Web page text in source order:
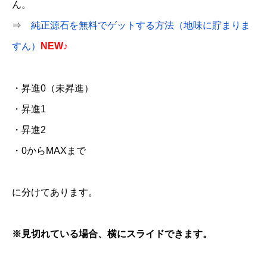
ん。
⇒ 純正源石を無料でゲットする方法（地味に貯まりま
すん） NEW♪
・昇進0（未昇進）
・昇進1
・昇進2
・0からMAXまで
に分けてあります。
※見切れている場合、横にスライドできます。